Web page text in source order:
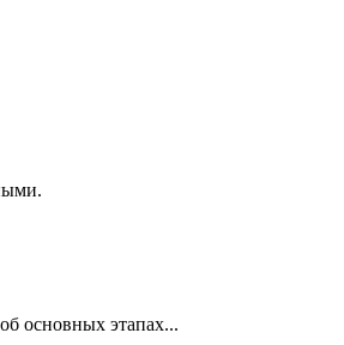
основных этапах...